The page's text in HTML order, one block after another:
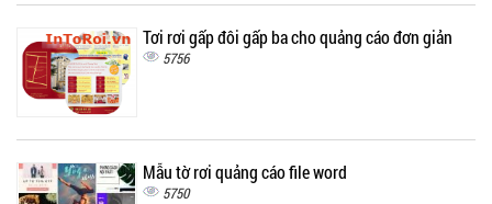
Tơi rơi gấp đôi gấp ba cho quảng cáo đơn giản
5756
Mẫu tờ rơi quảng cáo file word
5750